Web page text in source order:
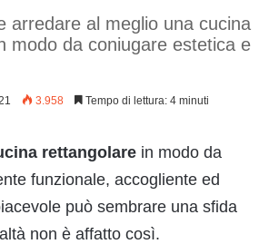
arredare al meglio una cucina
modo da coniugare estetica e
3.958 Tempo di lettura: 4 minuti
rettangolare in modo da
funzionale, accogliente ed
può sembrare una sfida
non è affatto così.